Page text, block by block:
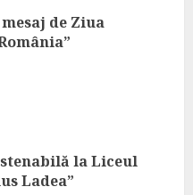
de Ziua
la Liceul
Ladea”